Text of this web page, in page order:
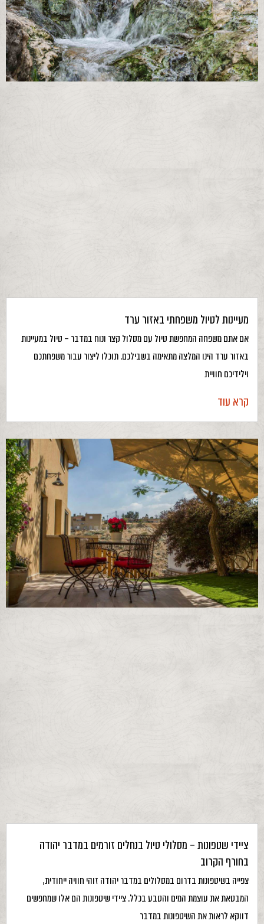
מעיינות לטיול משפחתי באזור ערד
אם אתם משפחה המחפשת טיול עם מסלול קצר ונוח במדבר – טיול במעיינות
באזור ערד הינו המלצה מתאימה בשבילכם. תוכלו ליצור עבור משפחתכם
וילידיכם חוויית
קרא עוד
ציידי שטפונות – מסלולי טיול בנחלים זורמים במדבר יהודה
בחורף הקרוב
צפייה בשיטפונות בדרום במסלולים במדבר יהודה זוהי חוויה ייחודית,
המבטאת את עוצמת המים והטבע בכלל. ציידי שיטפונות הם אלו שמחפשים
דווקא לראות את השיטפונות במדבר